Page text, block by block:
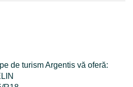
de turism Argentis vă oferă: